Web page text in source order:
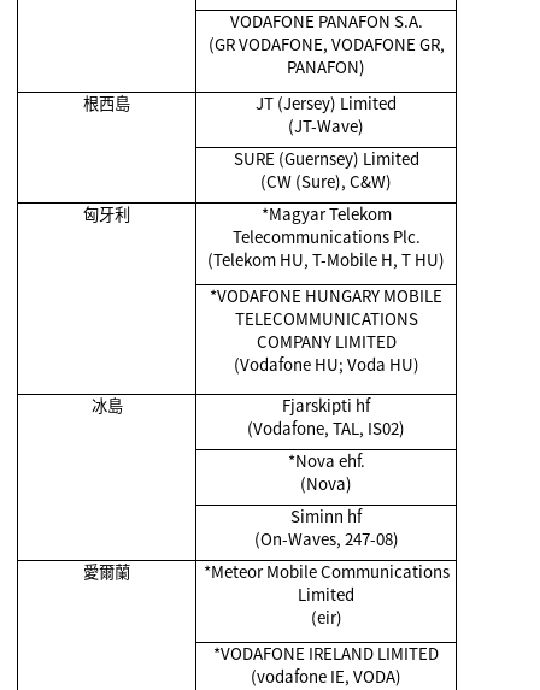
VODAFONE PANAFON S.A.
(GR VODAFONE, VODAFONE GR,
PANAFON)
根西島
JT (Jersey) Limited
(JT-Wave)
SURE (Guernsey) Limited
(CW (Sure), C&W)
匈牙利
*Magyar Telekom
Telecommunications Plc.
(Telekom HU, T-Mobile H, T HU)
*VODAFONE HUNGARY MOBILE
TELECOMMUNICATIONS
COMPANY LIMITED
(Vodafone HU; Voda HU)
冰島
Fjarskipti hf
(Vodafone, TAL, IS02)
*Nova ehf.
(Nova)
Siminn hf
(On-Waves, 247-08)
愛爾蘭
*Meteor Mobile Communications
Limited
(eir)
*VODAFONE IRELAND LIMITED
(vodafone IE, VODA)